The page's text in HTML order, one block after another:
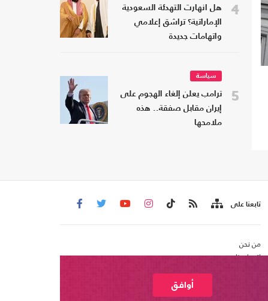
4
هل انهارت التهدئة السعودية
الإماراتية؟ تراشق إعلامي
واتهامات جديدة
5
سياسة
ترامب يعلن إلغاء الهجوم على
إيران مقابل صفقة.. هذه
ملامحها
تابعنا على
من نحن
اتصل بنا
أوافق